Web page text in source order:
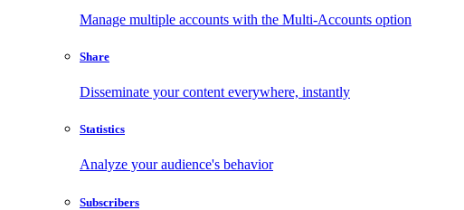
Manage multiple accounts with the Multi-Accounts option
Share
Disseminate your content everywhere, instantly
Statistics
Analyze your audience's behavior
Subscribers